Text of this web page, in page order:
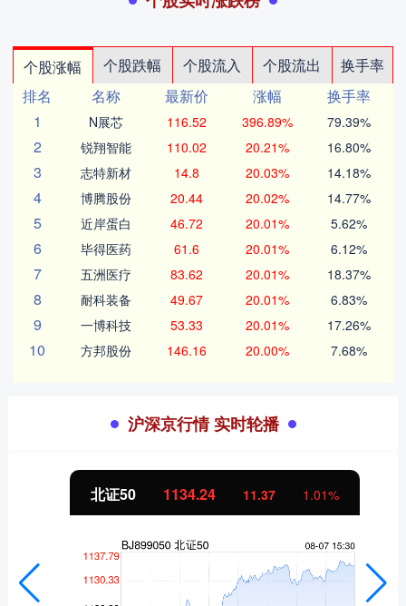
个股涨幅 个股跌幅 个股流入 个股流出
换手率
排名
名称 最新价 涨幅
换手率
1
N展芯 116.52 396.89% 79.39%
2 锐翔智能 110.02 20.21% 16.80%
3 志特新材 14.8 20.03% 14.18%
4 博腾股份 20.44 20.02% 14.77%
5 近岸蛋白 46.72 20.01% 5.62%
6 毕得医药 61.6 20.01% 6.12%
7 五洲医疗 83.62 20.01% 18.37%
8 耐科装备 49.67 20.01% 6.83%
9 一博科技 53.33 20.01% 17.26%
10 方邦股份 146.16 20.00% 7.68%
沪深京行情 实时轮播
北证50 1134.24 11.37 1.01%